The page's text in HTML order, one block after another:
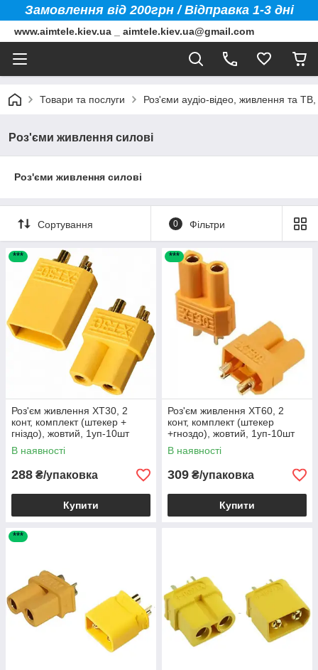
Замовлення від 200грн / Відправка 1-3 дні
www.aimtele.kiev.ua _ aimtele.kiev.ua@gmail.com
Товари та послуги Роз'єми аудіо-відео, живлення та
Роз'єми живлення силові
Роз'єми живлення силові
Сортування 0 Фільтри
***
Роз'єм живлення XT30, 2
конт, комплект (штекер +
гніздо), жовтий, 1уп-10шт
В наявності
288 ₴/упаковка
Купити
***
Роз'єм живлення XT60, 2
конт, комплект (штекер
+гноздо), жовтий, 1уп-10шт
В наявності
309 ₴/упаковка
Купити
***